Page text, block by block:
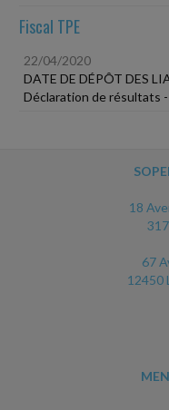
Fiscal TPE
22/04/2020
DATE DE DÉPÔT DES
Déclaration de résultats
18
67
12450